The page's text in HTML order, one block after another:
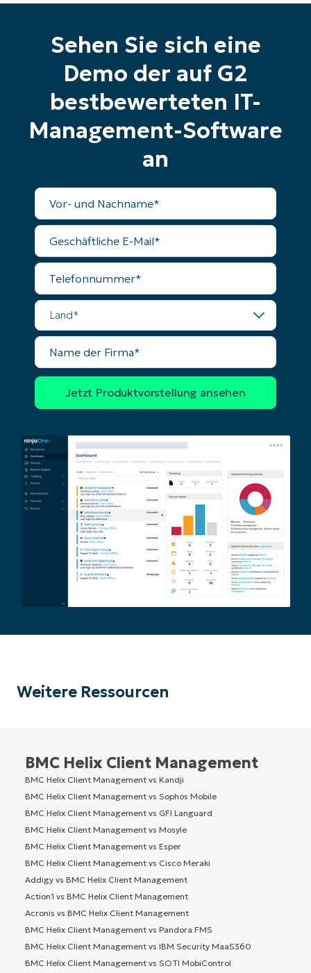
Sehen Sie sich eine
Demo der auf G2
bestbewerteten IT-
Management-Software
an
Vollständiger
Name
Geschäftliche
Mail
Telefonnummer
Land
Name
der
Firma
Weitere Ressourcen
BMC Helix Client Management
BMC Helix Client Management vs Kandji
BMC Helix Client Management vs Sophos Mobile
BMC Helix Client Management vs GFI Languard
BMC Helix Client Management vs Mosyle
BMC Helix Client Management vs Esper
BMC Helix Client Management vs Cisco Meraki
Addigy vs BMC Helix Client Management
Action1 vs BMC Helix Client Management
Acronis vs BMC Helix Client Management
BMC Helix Client Management vs Pandora FMS
BMC Helix Client Management vs IBM Security MaaS360
BMC Helix Client Management vs SOTI MobiControl
Land
Company